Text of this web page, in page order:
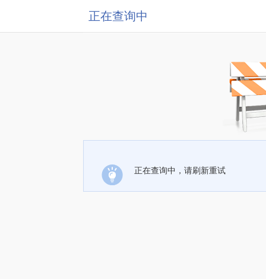
正在查询中
正在查询中，请刷新重试